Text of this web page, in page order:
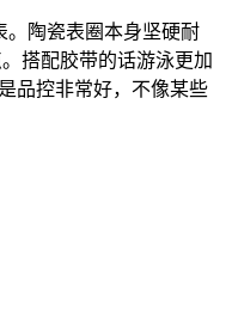
。陶瓷表圈本身坚硬耐
搭配胶带的话游泳更加
品控非常好，不像某些